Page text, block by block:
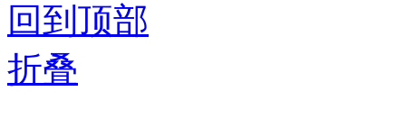
回到顶部
折叠